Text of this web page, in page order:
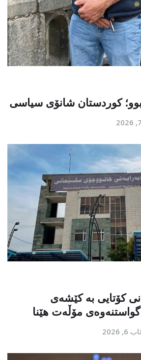
کوردستان شانۆی سیاسی
کۆتایی بە کێشەی
مۆڵەت هێنا
ئاب 6, 2026